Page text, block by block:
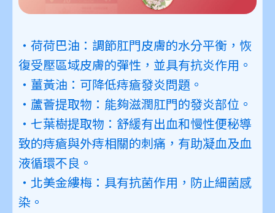
・荷荷巴油： 調節肛門皮膚的水分平衡，恢
復受壓區域皮膚的彈性，並具有抗炎作用。
・薑黃油： 可降低痔瘡發炎問題。
・蘆薈提取物： 能夠滋潤肛門的發炎部位。
・七葉樹提取物：舒緩有出血和慢性便秘導
致的痔瘡與外痔相關的刺痛，有助凝血及血
液循環不良。
・北美金縷梅： 具有抗菌作用，防止細菌感
染。